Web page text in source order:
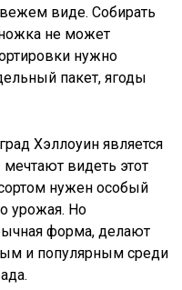
виде. Собирать
не может
нужно
пакет, ягоды
Хэллоуин является
видеть этот
сортом нужен особый
урожая. Но
форма, делают
и популярным среди